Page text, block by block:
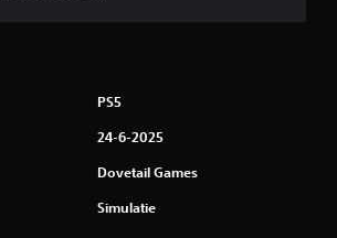
PS5
24-6-2025
Dovetail Games
Simulatie